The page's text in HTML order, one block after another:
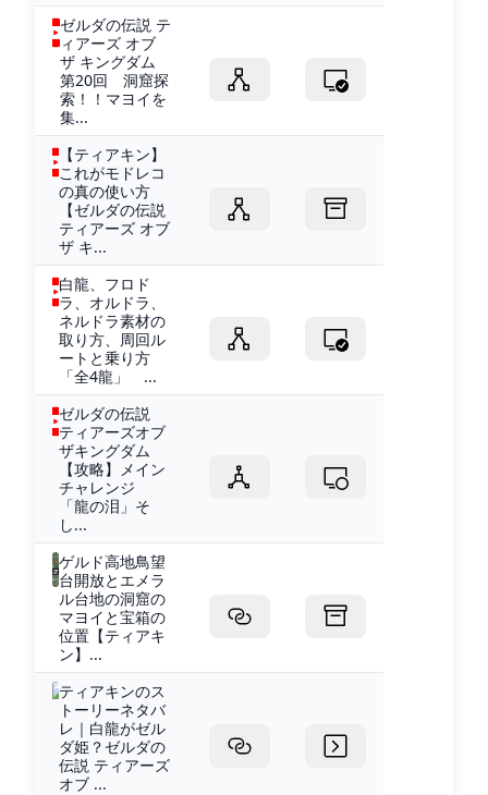
ゼルダの伝説 テ
ィアーズ オブ
ザ キングダム
第20回 洞窟探
索！！マヨイを
集...
【ティアキン】
これがモドレコ
の真の使い方
【ゼルダの伝説
ティアーズ オブ
ザ キ...
白龍、フロド
ラ、オルドラ、
ネルドラ素材の
取り方、周回ル
ートと乗り方
「全4龍」 ...
ゼルダの伝説
ティアーズオブ
ザキングダム
【攻略】メイン
チャレンジ
「龍の泪」そ
し...
ゲルド高地鳥望
台開放とエメラ
ル台地の洞窟の
マヨイと宝箱の
位置【ティアキ
ン】...
ティアキンのス
トーリーネタバ
レ｜白龍がゼル
ダ姫？ゼルダの
伝説 ティアーズ
オブ ...